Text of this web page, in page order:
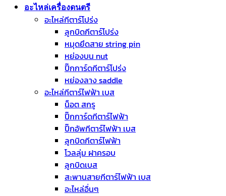
อะไหล่เครื่องดนตรี
อะไหล่กีตาร์โปร่ง
ลูกบิดกีตาร์โปร่ง
หมุดยึดสาย string pin
หย่องบน nut
ปิ๊กการ์ดกีตาร์โปร่ง
หย่องลาง saddle
อะไหล่กีตาร์ไฟฟ้า เบส
น็อต สกรู
ปิ๊กการ์ดกีตาร์ไฟฟ้า
ปิ๊กอัพกีตาร์ไฟฟ้า เบส
ลูกบิดกีตาร์ไฟฟ้า
โวลลุ่ม ฝาครอบ
ลูกบิดเบส
สะพานสายกีตาร์ไฟฟ้า เบส
อะไหล่อื่นๆ